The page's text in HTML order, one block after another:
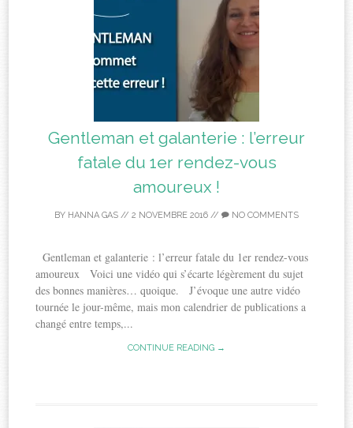
Gentleman et galanterie : l’erreur
fatale du 1er rendez-vous
amoureux !
BY HANNA GAS // 2 NOVEMBRE 2016 // NO COMMENTS
Gentleman et galanterie : l’erreur fatale du 1er rendez-vous
amoureux Voici une vidéo qui s’écarte légèrement du sujet
des bonnes manières… quoique. J’évoque une autre vidéo
tournée le jour-même, mais mon calendrier de publications a
changé entre temps,...
CONTINUE READING →